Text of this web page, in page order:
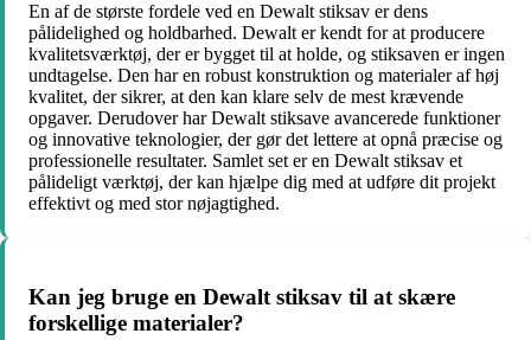
En af de største fordele ved en Dewalt stiksav er dens
pålidelighed og holdbarhed. Dewalt er kendt for at producere
kvalitetsværktøj, der er bygget til at holde, og stiksaven er ingen
undtagelse. Den har en robust konstruktion og materialer af høj
kvalitet, der sikrer, at den kan klare selv de mest krævende
opgaver. Derudover har Dewalt stiksave avancerede funktioner
og innovative teknologier, der gør det lettere at opnå præcise og
professionelle resultater. Samlet set er en Dewalt stiksav et
pålideligt værktøj, der kan hjælpe dig med at udføre dit projekt
effektivt og med stor nøjagtighed.
Kan jeg bruge en Dewalt stiksav til at skære
forskellige materialer?